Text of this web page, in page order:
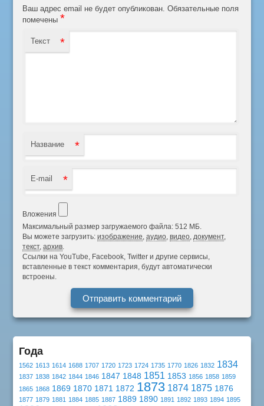
Ваш адрес email не будет опубликован. Обязательные поля
помечены *
Текст *
Название *
E-mail *
Вложения
Максимальный размер загружаемого файла: 512 МБ.
Вы можете загрузить:изображение,аудио,видео,документ,
текст,архив.
Ссылки на YouTube, Facebook, Twitter и другие сервисы,
вставленные в текст комментария, будут автоматически
встроены.
Года
1562 1613 1614 1688 1707 1720 1723 1724 1735 1770 1826 1832 1834
1837 1838 1842 1844 1846 1847 1848 1851 1853 1856 1858 1859
1865 1868 1869 1870 1871 1872 1873 1874 1875 1876
1877 1879 1881 1884 1885 1887 1889 1890 1891 1892 1893 1894 1895